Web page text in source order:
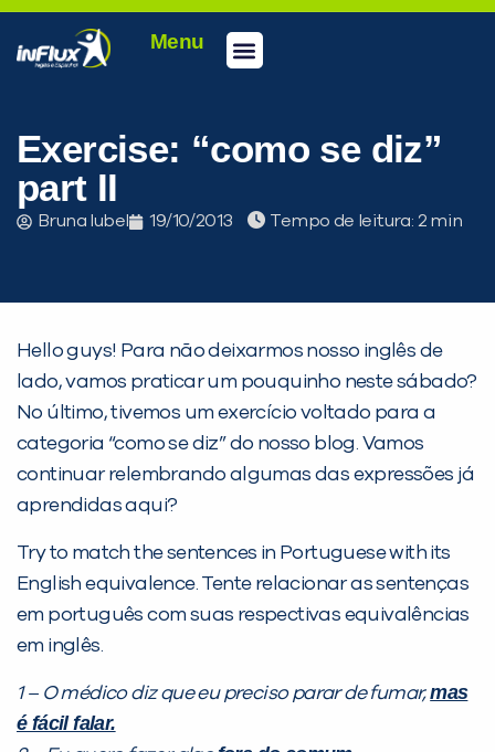
Menu
Exercise: “como se diz”
part II
Bruna Iubel 19/10/2013 Tempo de leitura:
Hello guys! Para não deixarmos nosso inglês de
lado, vamos praticar um pouquinho neste sábado?
No último, tivemos um exercício voltado para a
categoria “como se diz” do nosso blog. Vamos
continuar relembrando algumas das expressões já
aprendidas aqui?
Try to match the sentences in Portuguese with its
English equivalence. Tente relacionar as sentenças
em português com suas respectivas equivalências
em inglês.
1 – O médico diz que eu preciso parar de fumar,mas
é fácil falar.
PEÇA UMA DEMONSTRAÇÃO DE MÉTODO
Não encontramos nenhuma unidade
inFlux nesta cidade ou bairro que
você digitou.